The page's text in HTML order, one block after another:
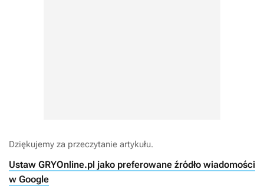
Dziękujemy za przeczytanie artykułu.
Ustaw GRYOnline.pl jako preferowane źródło wiadomości
w Google